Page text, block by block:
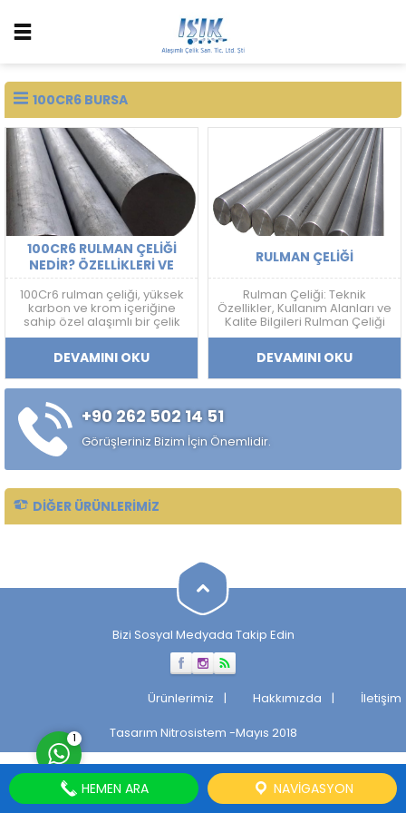
100CR6 BURSA
100CR6 RULMAN ÇELIĞI
NEDIR? ÖZELLIKLERI VE
KULLANIM ALANLARI
100Cr6 rulman çeliği, yüksek
karbon ve krom içeriğine
sahip özel alaşımlı bir çelik
türüdür. EN standardında
1.3505, ASTM standardında
ise AISI 52100 olarak bilinir.
Yüksek sertlik, aşınma direnci
ve yorulma dayanımı
gerektiren uygulamalarda
tercih edilen bu malzeme,
özellikle rulman üretiminde...
DEVAMINI OKU
RULMAN ÇELIĞI
Rulman Çeliği: Teknik
Özellikler, Kullanım Alanları ve
Kalite Bilgileri Rulman Çeliği
Nedir? Rulman çeliği; yüksek
sertlik, aşınma dayanımı,
yorulma direnci ve boyutsal
kararlılık gerektiren
uygulamalarda kullanılan
makaralı rulman elemanları,
DEVAMINI OKU
+90 262 502 14 51
Görüşleriniz Bizim İçin Önemlidir.
DIĞER ÜRÜNLERIMIZ
Bizi Sosyal Medyada Takip Edin
Ürünlerimiz Hakkımızda
İletişim
Tasarım Nitrosistem -Mayıs 2018
Cevap Yaz
1
HEMEN ARA NAVIGASYON